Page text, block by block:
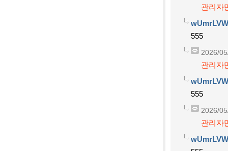
관리자
555
2026/
관리자
555
2026/
관리자